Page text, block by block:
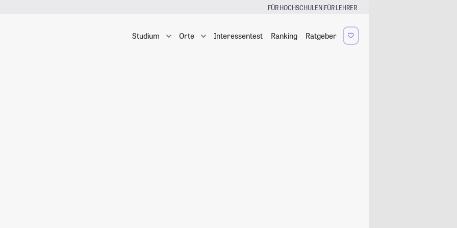
FÜR HOCHSCHULEN|FÜR LEHRER
Studium Orte Interessentest Ranking Ratgeber